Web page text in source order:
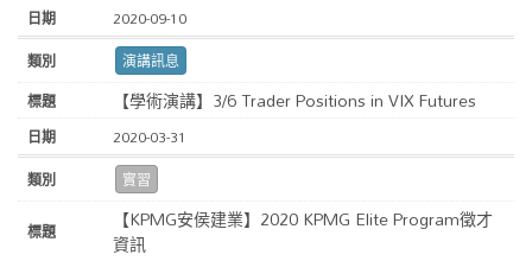
2020-09-10
演講訊息
【學術演講】3/6 Trader Positions in VIX Futures
2020-03-31
實習
【KPMG安侯建業】2020 KPMG Elite Program徵才
資訊